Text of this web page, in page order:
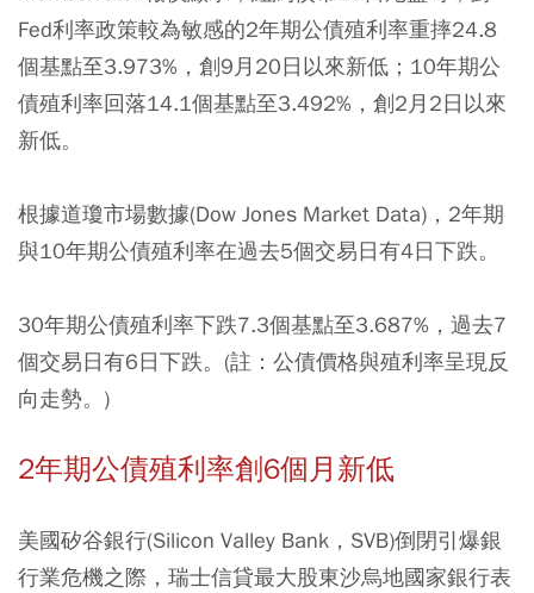
Fed利率政策較為敏感的2年期公債殖利率重摔24.8
個基點至3.973%，創9月20日以來新低；10年期公
債殖利率回落14.1個基點至3.492%，創2月2日以來
新低。
根據道瓊市場數據(Dow Jones Market Data)，2年期
與10年期公債殖利率在過去5個交易日有4日下跌。
30年期公債殖利率下跌7.3個基點至3.687%，過去7
個交易日有6日下跌。(註：公債價格與殖利率呈現反
向走勢。)
2年期公債殖利率創6個月新低
美國矽谷銀行(Silicon Valley Bank，SVB)倒閉引爆銀
行業危機之際，瑞士信貸最大股東沙烏地國家銀行表